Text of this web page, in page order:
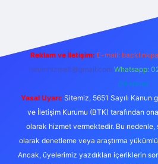
Reklam ve İletişim: E-mail:
forumhizmeti@gmail.com Whatsapp:
@karabul
Yasal Uyarı: Sitemiz, 5651 Sayılı
ve İletişim Kurumu (BTK) tarafından
olarak hizmet vermektedir. Bu
olarak denetleme veya araştırma
Ancak, üyelerimiz yazdıkları içeriklerin